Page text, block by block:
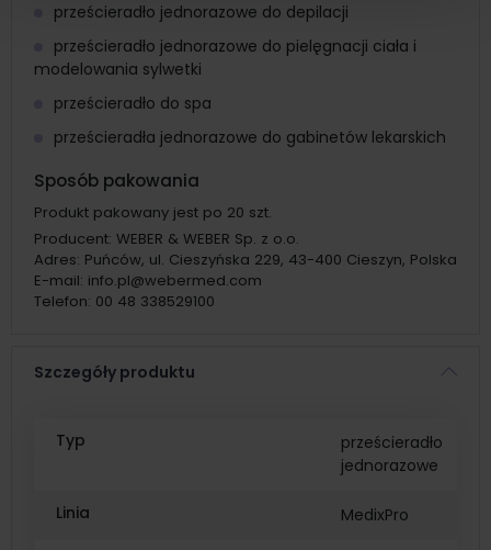
prześcieradło jednorazowe do depilacji
prześcieradło jednorazowe do pielęgnacji ciała i
modelowania sylwetki
prześcieradło do spa
prześcieradła jednorazowe do gabinetów lekarskich
Sposób pakowania
Produkt pakowany jest po 20 szt.
Producent: WEBER & WEBER Sp. z o.o.
Adres: Puńców, ul. Cieszyńska 229, 43-400 Cieszyn, Polska
E-mail: info.pl@webermed.com
Telefon: 00 48 338529100
Szczegóły produktu
Typ
prześcieradło
jednorazowe
Linia MedixPro